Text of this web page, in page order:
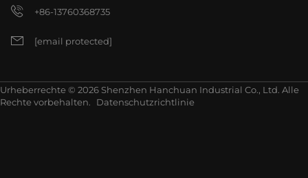
+86-13760368735
[email protected]
Urheberrechte © 2026 Shenzhen Hanchuan Industrial Co., Ltd. Alle
Rechte vorbehalten.
Datenschutzrichtlinie